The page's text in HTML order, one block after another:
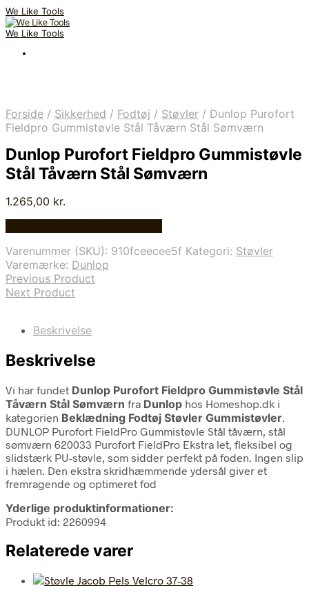
We Like Tools
We Like Tools
Forside / Sikkerhed / Fodtøj / Støvler / Dunlop Purofort
Fieldpro Gummistøvle Stål Tåværn Stål Sømværn
Dunlop Purofort Fieldpro Gummistøvle
Stål Tåværn Stål Sømværn
1.265,00 kr.
Varenummer (SKU): 910fceecee5f Kategori: Støvler
Varemærke: Dunlop
Previous Product
Next Product
Beskrivelse
Beskrivelse
Vi har fundet Dunlop Purofort Fieldpro Gummistøvle Stål
Tåværn Stål Sømværn fra Dunlop hos Homeshop.dk i
kategorien Beklædning Fodtøj Støvler Gummistøvler.
DUNLOP Purofort FieldPro Gummistøvle Stål tåværn, stål
sømværn 620033 Purofort FieldPro Ekstra let, fleksibel og
slidstærk PU-støvle, som sidder perfekt på foden. Ingen slip
i hælen. Den ekstra skridhæmmende ydersål giver et
fremragende og optimeret fod
Yderlige produktinformationer:
Produkt id: 2260994
Relaterede varer